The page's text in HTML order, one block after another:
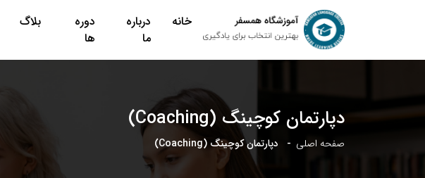
خانه
درباره
ما
دوره
ها
بلاگ
دپارتمان کوچینگ (Coaching)
صفحه اصلی دپارتمان کوچینگ (Coaching)